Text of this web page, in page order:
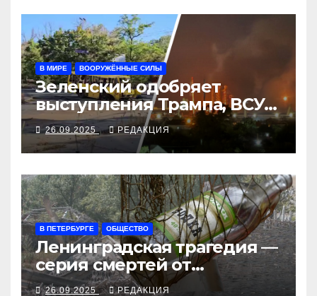
В МИРЕ ВООРУЖЁННЫЕ СИЛЫ
Зеленский одобряет
выступления Трампа, ВСУ
закрыли Добропольский
рубеж
26.09.2025 РЕДАКЦИЯ
В ПЕТЕРБУРГЕ ОБЩЕСТВО
Ленинградская трагедия —
серия смертей от
алкосуррогата
26.09.2025 РЕДАКЦИЯ